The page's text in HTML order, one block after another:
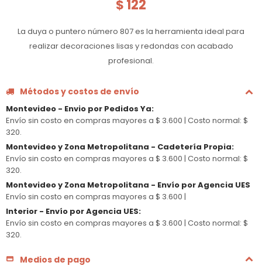
$ 122
La duya o puntero número 807 es la herramienta ideal para
realizar decoraciones lisas y redondas con acabado
profesional.
Métodos y costos de envío
Montevideo - Envio por Pedidos Ya:
Envío sin costo en compras mayores a $ 3.600 | Costo normal: $
320.
Montevideo y Zona Metropolitana - Cadetería Propia:
Envío sin costo en compras mayores a $ 3.600 | Costo normal: $
320.
Montevideo y Zona Metropolitana - Envío por Agencia UES
Envío sin costo en compras mayores a $ 3.600 |
Interior - Envío por Agencia UES:
Envío sin costo en compras mayores a $ 3.600 | Costo normal: $
320.
Medios de pago